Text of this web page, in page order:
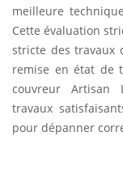
meilleure
Cette évaluation
stricte des travaux
remise en état de
couvreur Artisan
travaux
pour dépanner